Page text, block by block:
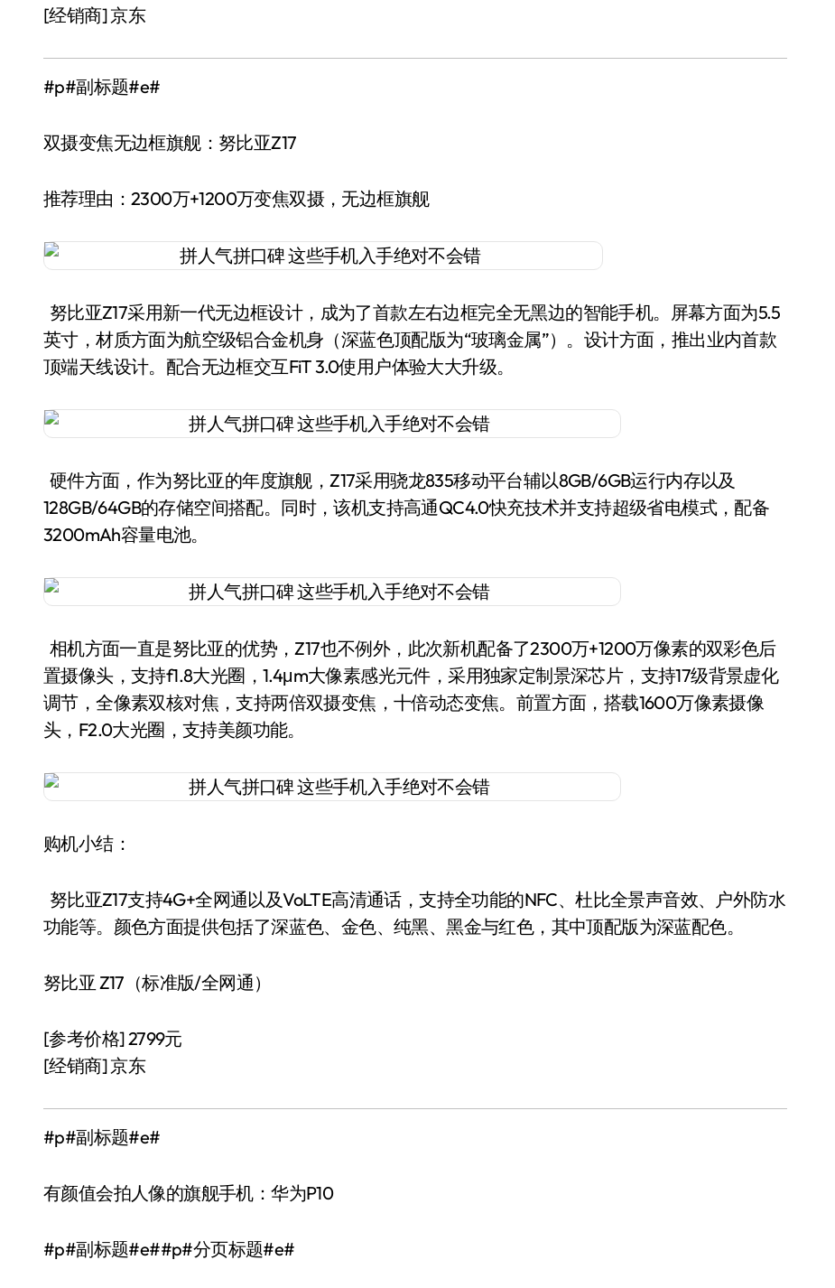
[经销商] 京东
#p#副标题#e#
双摄变焦无边框旗舰：努比亚Z17
推荐理由：2300万+1200万变焦双摄，无边框旗舰
努比亚Z17采用新一代无边框设计，成为了首款左右边框完全无黑边的智能手机。屏幕方面为5.5
英寸，材质方面为航空级铝合金机身（深蓝色顶配版为“玻璃金属”）。设计方面，推出业内首款
顶端天线设计。配合无边框交互FiT 3.0使用户体验大大升级。
硬件方面，作为努比亚的年度旗舰，Z17采用骁龙835移动平台辅以8GB/6GB运行内存以及
128GB/64GB的存储空间搭配。同时，该机支持高通QC4.0快充技术并支持超级省电模式，配备
3200mAh容量电池。
相机方面一直是努比亚的优势，Z17也不例外，此次新机配备了2300万+1200万像素的双彩色后
置摄像头，支持f1.8大光圈，1.4μm大像素感光元件，采用独家定制景深芯片，支持17级背景虚化
调节，全像素双核对焦，支持两倍双摄变焦，十倍动态变焦。前置方面，搭载1600万像素摄像
头，F2.0大光圈，支持美颜功能。
购机小结：
努比亚Z17支持4G+全网通以及VoLTE高清通话，支持全功能的NFC、杜比全景声音效、户外防水
功能等。颜色方面提供包括了深蓝色、金色、纯黑、黑金与红色，其中顶配版为深蓝配色。
努比亚 Z17（标准版/全网通）
[参考价格] 2799元
[经销商] 京东
#p#副标题#e#
有颜值会拍人像的旗舰手机：华为P10
#p#副标题#e##p#分页标题#e#